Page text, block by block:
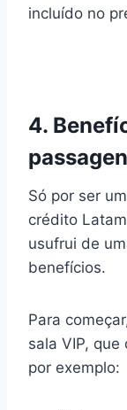
incluído no
4.
Só por ser
crédito
usufrui de
benefícios.
Para
sala VIP,
por exemplo: